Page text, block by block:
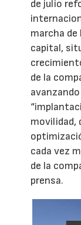
de julio
marcha de
capital,
de la
movilidad,
cada vez
de la
prensa.